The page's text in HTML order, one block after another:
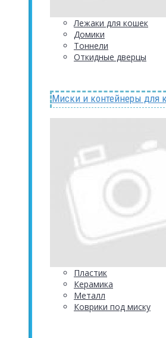
Лежаки для кошек
Домики
Тоннели
Откидные дверцы
Миски и контейнеры для
Пластик
Керамика
Металл
Коврики под миску